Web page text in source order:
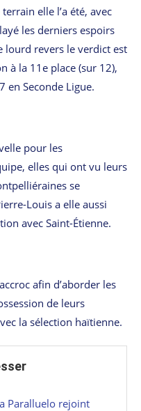
elle l’a été, avec
les derniers espoirs
lourd revers le verdict est
à la 11e place (sur 12),
en Seconde Ligue.
pour les
elles qui ont vu leurs
se
Louis a elle aussi
avec Saint-Étienne.
afin d’aborder les
de leurs
la sélection haïtienne.
Paralluelo rejoint